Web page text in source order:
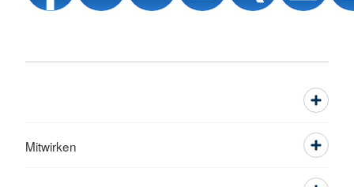
Mitwirken